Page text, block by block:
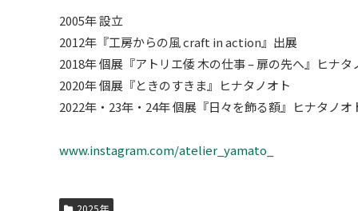
2005年 設立
2012年『工房からの風 craft in action』出展
2018年 個展『アトリエ倭 木の仕事 – 扉の先へ』ヒナタ
2020年 個展『ときのすきま』ヒナタノオト
2022年・23年・24年 個展『日々を飾る額』ヒナタノオ
www.instagram.com/atelier_yamato_